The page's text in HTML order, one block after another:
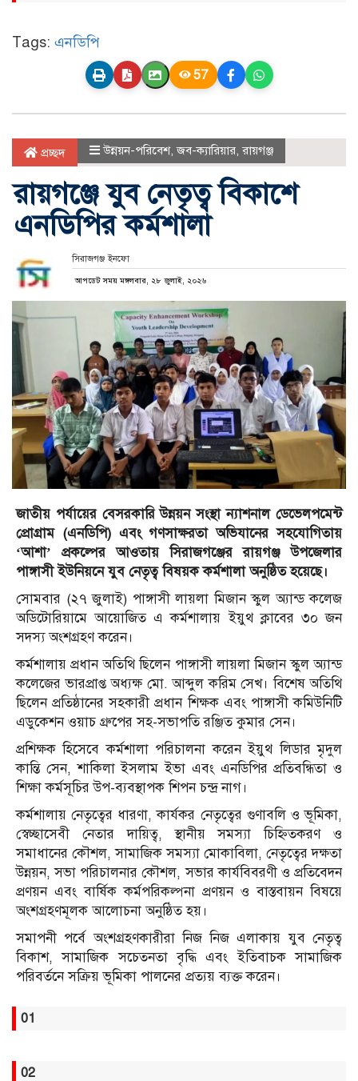
Tags: এনডিপি
57
প্রচ্ছদ উন্নয়ন-পরিবেশ,জব-ক্যারিয়ার, রায়গঞ্জ
রায়গঞ্জে যুব নেতৃত্ব বিকাশে
এনডিপির কর্মশালা
সিরাজগঞ্জ ইনফো
আপডেট সময় মঙ্গলবার, ২৮ জুলাই, ২০২৬
জাতীয় পর্যায়ের বেসরকারি উন্নয়ন সংস্থা ন্যাশনাল ডেভেলপমেন্ট
প্রোগ্রাম (এনডিপি) এবং গণসাক্ষরতা অভিযানের সহযোগিতায়
‘আশা’ প্রকল্পের আওতায় সিরাজগঞ্জের রায়গঞ্জ উপজেলার
পাঙ্গাসী ইউনিয়নে যুব নেতৃত্ব বিষয়ক কর্মশালা অনুষ্ঠিত হয়েছে।
সোমবার (২৭ জুলাই) পাঙ্গাসী লায়লা মিজান স্কুল অ্যান্ড কলেজ
অডিটোরিয়ামে আয়োজিত এ কর্মশালায় ইয়ুথ ক্লাবের ৩০ জন
সদস্য অংশগ্রহণ করেন।
কর্মশালায় প্রধান অতিথি ছিলেন পাঙ্গাসী লায়লা মিজান স্কুল অ্যান্ড
কলেজের ভারপ্রাপ্ত অধ্যক্ষ মো. আব্দুল করিম সেখ। বিশেষ অতিথি
ছিলেন প্রতিষ্ঠানের সহকারী প্রধান শিক্ষক এবং পাঙ্গাসী কমিউনিটি
এডুকেশন ওয়াচ গ্রুপের সহ-সভাপতি রঞ্জিত কুমার সেন।
প্রশিক্ষক হিসেবে কর্মশালা পরিচালনা করেন ইয়ুথ লিডার মৃদুল
কান্তি সেন, শাকিলা ইসলাম ইভা এবং এনডিপির প্রতিবন্ধিতা ও
শিক্ষা কর্মসূচির উপ-ব্যবস্থাপক শিপন চন্দ্র নাগ।
কর্মশালায় নেতৃত্বের ধারণা, কার্যকর নেতৃত্বের গুণাবলি ও ভূমিকা,
স্বেচ্ছাসেবী নেতার দায়িত্ব, স্থানীয় সমস্যা চিহ্নিতকরণ ও
সমাধানের কৌশল, সামাজিক সমস্যা মোকাবিলা, নেতৃত্বের দক্ষতা
উন্নয়ন, সভা পরিচালনার কৌশল, সভার কার্যবিবরণী ও প্রতিবেদন
প্রণয়ন এবং বার্ষিক কর্মপরিকল্পনা প্রণয়ন ও বাস্তবায়ন বিষয়ে
অংশগ্রহণমূলক আলোচনা অনুষ্ঠিত হয়।
সমাপনী পর্বে অংশগ্রহণকারীরা নিজ নিজ এলাকায় যুব নেতৃত্ব
বিকাশ, সামাজিক সচেতনতা বৃদ্ধি এবং ইতিবাচক সামাজিক
পরিবর্তনে সক্রিয় ভূমিকা পালনের প্রত্যয় ব্যক্ত করেন।
01
02